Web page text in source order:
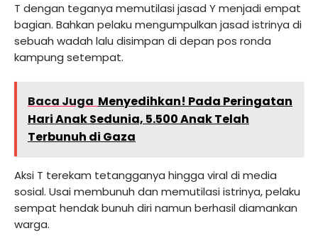
T dengan teganya memutilasi jasad Y menjadi empat
bagian. Bahkan pelaku mengumpulkan jasad istrinya di
sebuah wadah lalu disimpan di depan pos ronda
kampung setempat.
Baca Juga Menyedihkan! Pada Peringatan
Hari Anak Sedunia, 5.500 Anak Telah
Terbunuh di Gaza
Aksi T terekam tetangganya hingga viral di media
sosial. Usai membunuh dan memutilasi istrinya, pelaku
sempat hendak bunuh diri namun berhasil diamankan
warga.